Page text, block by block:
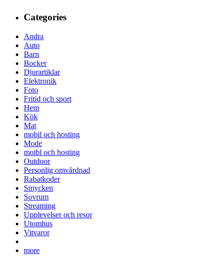
Categories
Andra
Auto
Barn
Bocker
Djurartiklar
Elektronik
Foto
Fritid och sport
Hem
Kök
Mat
mobil och hosting
Mode
moibl och hosting
Outdoor
Personlig omvårdnad
Rabatkoder
Smycken
Sovrum
Streaming
Upplevelser och resor
Utomhus
Vitvaror
more